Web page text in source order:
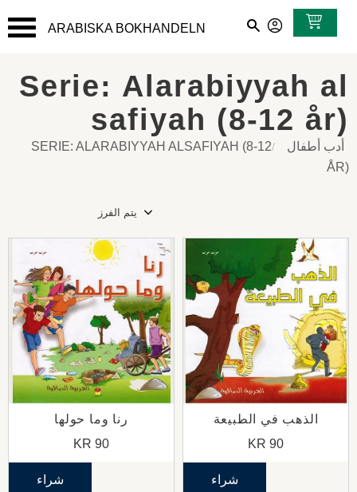
القائمة
ARABISKA BOKHANDELN
Serie: Alarabiyyah al
safiyah (8-12 år)
أدب أطفال
SERIE: ALARABIYYAH ALSAFIYAH (8-12
ÅR)
الذهب في الطبيعة
90
شراء
رنا وما حولها
90
شراء